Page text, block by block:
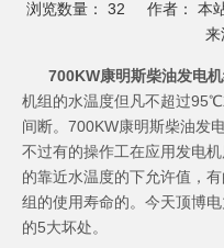
浏览数量： 32 作者： 本
来
700KW康明斯柴油发电
机组的水温度但凡不超过
间断。700KW康明斯柴油发
不过有的操作工在应用发电
的靠近水温度的下允许值，
组的使用寿命的。今天顶博
的5大坏处。